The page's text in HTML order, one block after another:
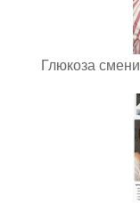
Глюкоза